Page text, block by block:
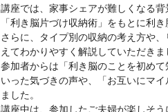
講座では、家事シェアが難しくなる
「利き脳片づけ収納術」をもとに利
さらに、タイプ別の収納の考え方や
えてわかりやすく解説していただきま
参加者からは「利き脳のことを初め
いった気づきの声や、「お互いにマ
ました。
講座中は、参加したご夫婦が楽しそ